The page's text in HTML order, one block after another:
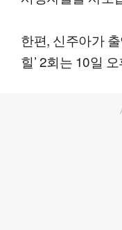
한편, 신주아가
힐’ 2회는 10일